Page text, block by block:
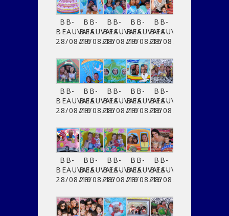
BB-
BEAUVAIS-
28/08/16
BB-
BEAUVAIS-
28/08/16
BB-
BEAUVAIS-
28/08/16
BB-
BEAUVAIS-
28/08/16
BB-
BEAUVAIS-
28/08/16
BB-
BEAUVAIS-
28/08/16
BB-
BEAUVAIS-
28/08/16
BB-
BEAUVAIS-
28/08/16
BB-
BEAUVAIS-
28/08/16
BB-
BEAUVAIS-
28/08/16
BB-
BEAUVAIS-
28/08/16
BB-
BEAUVAIS-
28/08/16
BB-
BEAUVAIS-
28/08/16
BB-
BEAUVAIS-
28/08/16
BB-
BEAUVAIS-
28/08/16